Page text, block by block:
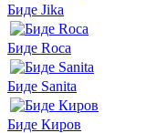
Биде Jika
Биде Roca
Биде Sanita
Биде Киров